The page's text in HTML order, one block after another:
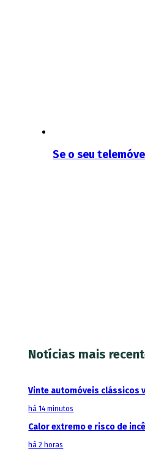
Se o seu
Notícias mais
Vinte automóveis clássicos
há 14 minutos
Calor extremo e risco de
há 2 horas